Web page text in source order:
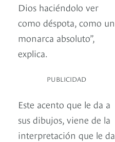
Dios haciéndolo ver
como déspota, como un
monarca absoluto”,
explica.
PUBLICIDAD
Este acento que le da a
sus dibujos, viene de la
interpretación que le da